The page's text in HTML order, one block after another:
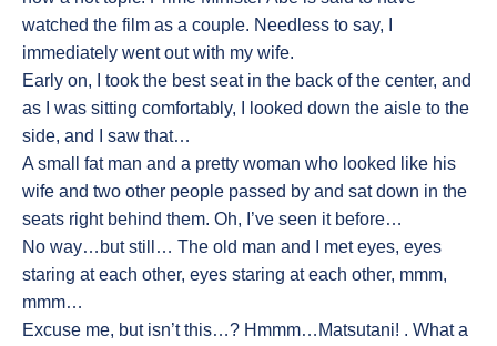
watched the film as a couple. Needless to say, I
immediately went out with my wife.
Early on, I took the best seat in the back of the center, and
as I was sitting comfortably, I looked down the aisle to the
side, and I saw that…
A small fat man and a pretty woman who looked like his
wife and two other people passed by and sat down in the
seats right behind them. Oh, I’ve seen it before…
No way…but still… The old man and I met eyes, eyes
staring at each other, eyes staring at each other, mmm,
mmm…
Excuse me, but isn’t this…? Hmmm…Matsutani! . What a